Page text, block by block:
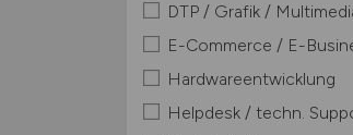
DTP / Grafik /
E-Commerce / E-
Hardwareentwicklung
Helpdesk / techn.